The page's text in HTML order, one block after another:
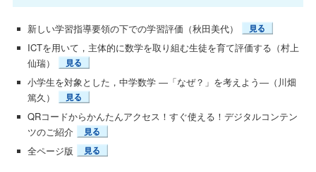
新しい学習指導要領の下での学習評価（秋田美代）
ICTを用いて，主体的に数学を取り組む生徒を育て評価する（村上
仙瑞）
小学生を対象とした，中学数学 ―「なぜ？」を考えよう―（川畑
篤久）
QRコードからかんたんアクセス！すぐ使える！デジタルコンテン
ツのご紹介
全ページ版